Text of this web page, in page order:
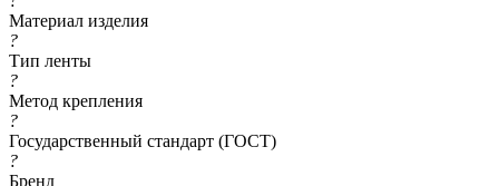
Материал изделия
?
Тип ленты
?
Метод крепления
?
Государственный стандарт (ГОСТ)
?
Бренд